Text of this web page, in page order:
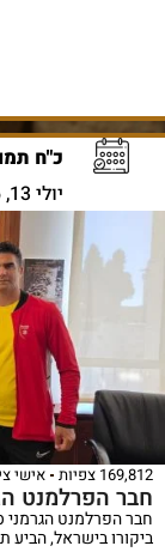
כ"ח
יולי 13, 2026
169,812 צפיות אישי
חבר הפרלמנט
חבר הפרלמנט הגרמני
ביקורו בישראל, הביע